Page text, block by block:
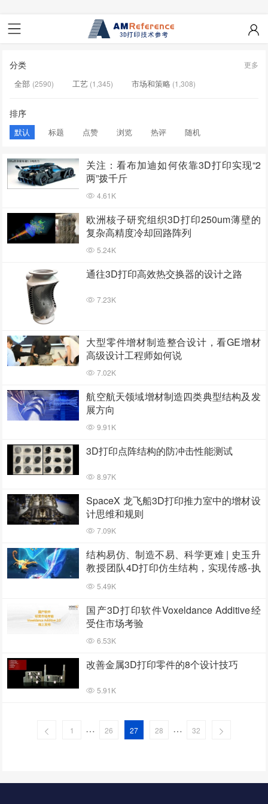
分类
全部 (2590) 工艺 (1,345) 市场和策略 (1,308)
医疗(73) Uncategorized (37)
更多
排序
默认 标题 点赞 浏览 热评 随机
关注：看布加迪如何依靠3D打印实现“2
两”拨千斤
4.61K
欧洲核子研究组织3D打印250um薄壁的
复杂高精度冷却回路阵列
5.24K
通往3D打印高效热交换器的设计之路
7.23K
大型零件增材制造整合设计，看GE增材
高级设计工程师如何说
7.02K
航空航天领域增材制造四类典型结构及发
展方向
9.91K
3D打印点阵结构的防冲击性能测试
8.97K
SpaceX 龙飞船3D打印推力室中的增材设
计思维和规则
7.09K
结构易仿、制造不易、科学更难 | 史玉升
教授团队4D打印仿生结构，实现传感-执
行一体化
5.49K
国产3D打印软件Voxeldance Additive经
受住市场考验
6.53K
改善金属3D打印零件的8个设计技巧
5.91K
1 … 26 27 28 … 32